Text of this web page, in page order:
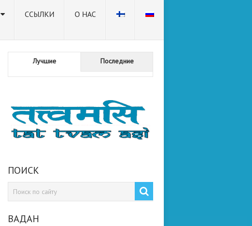
ССЫЛКИ О НАС
Лучшие Последние
ПОИСК
ВАДАН